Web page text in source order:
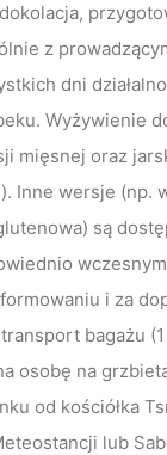
z
dni
Wyżywienie
mięsnej oraz
Inne wersje (np.
są
wczesnym
i za
transport bagażu
osobę na
od kościółka
lub